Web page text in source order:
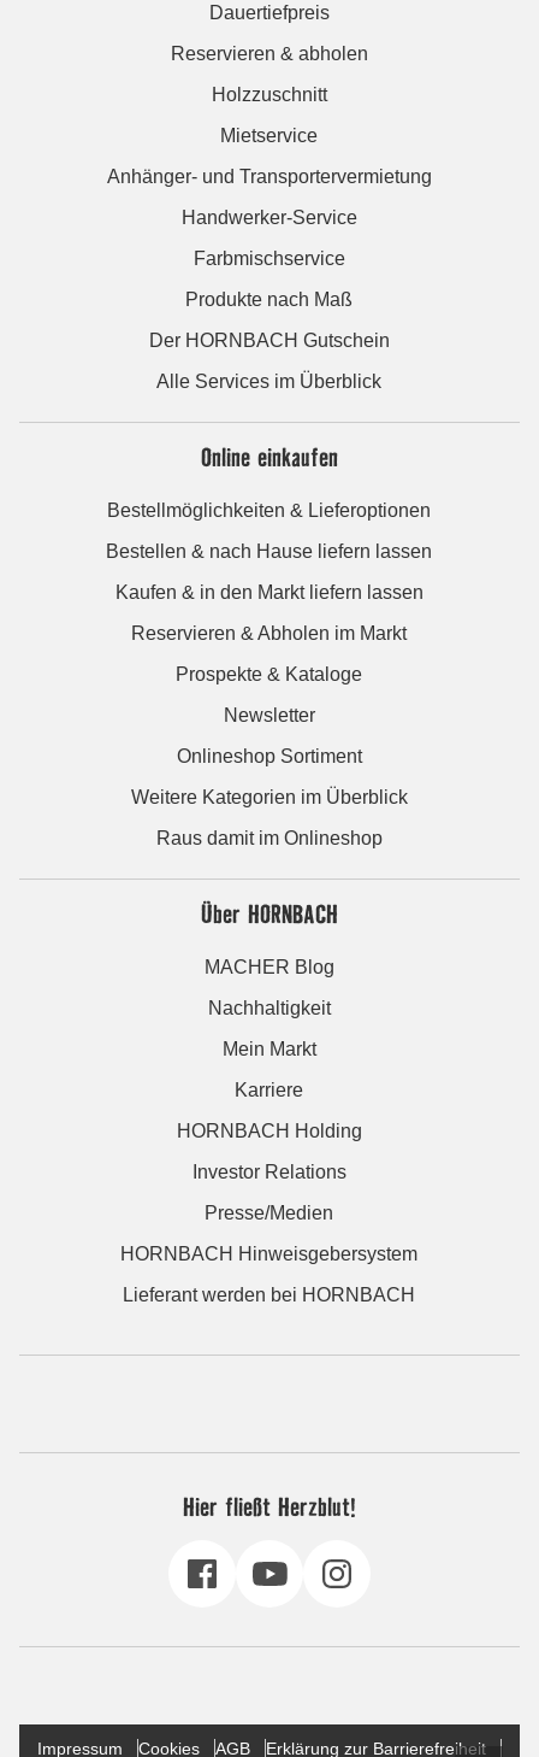
Dauertiefpreis
Reservieren & abholen
Holzzuschnitt
Mietservice
Anhänger- und Transportervermietung
Handwerker-Service
Farbmischservice
Produkte nach Maß
Der HORNBACH Gutschein
Alle Services im Überblick
Online einkaufen
Bestellmöglichkeiten & Lieferoptionen
Bestellen & nach Hause liefern lassen
Kaufen & in den Markt liefern lassen
Reservieren & Abholen im Markt
Prospekte & Kataloge
Newsletter
Onlineshop Sortiment
Weitere Kategorien im Überblick
Raus damit im Onlineshop
Über HORNBACH
MACHER Blog
Nachhaltigkeit
Mein Markt
Karriere
HORNBACH Holding
Investor Relations
Presse/Medien
HORNBACH Hinweisgebersystem
Lieferant werden bei HORNBACH
Hier fließt Herzblut!
Impressum Cookies AGB Erklärung zur Barrierefreiheit